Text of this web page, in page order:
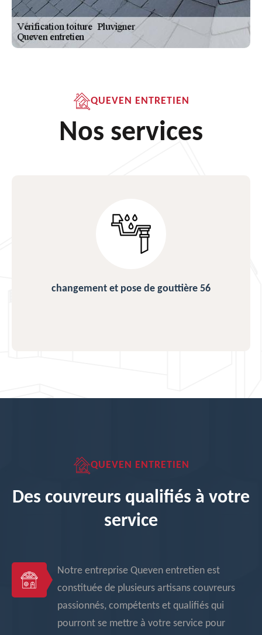
QUEVEN ENTRETIEN
Nos services
changement et pose de gouttière 56
QUEVEN ENTRETIEN
Des couvreurs qualifiés à votre
service
Notre entreprise Queven entretien est
constituée de plusieurs artisans couvreurs
passionnés, compétents et qualifiés qui
pourront se mettre à votre service pour